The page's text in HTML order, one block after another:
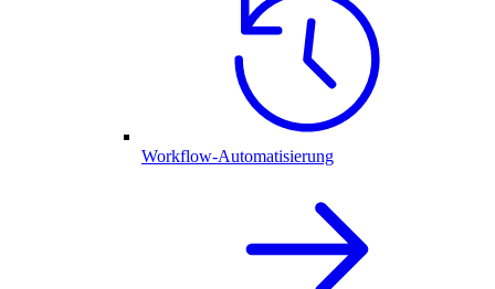
Workflow-Automatisierung